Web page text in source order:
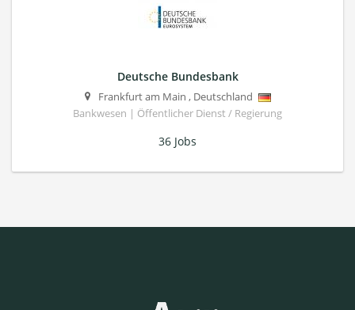
Deutsche Bundesbank
Frankfurt am Main , Deutschland
Bankwesen | Öffentlicher Dienst / Regierung
36 Jobs